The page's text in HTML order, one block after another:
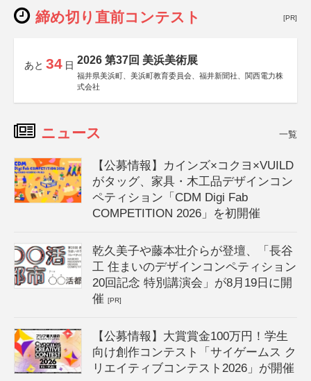
締め切り直前コンテスト [PR]
あと 34 日 2026 第37回 美浜美術展
福井県美浜町、美浜町教育委員会、福井新聞社、関西電力株
式会社
ニュース 一覧
【公募情報】カインズ×コクヨ×VUILD
がタッグ、家具・木工品デザインコン
ペティション「CDM Digi Fab
COMPETITION 2026」を初開催
乾久美子や藤本壮介らが登壇、「長谷
工 住まいのデザインコンペティション
20回記念 特別講演会」が8月19日に開
催[PR]
【公募情報】大賞賞金100万円！学生
向け創作コンテスト「サイゲームス ク
リエイティブコンテスト2026」が開催